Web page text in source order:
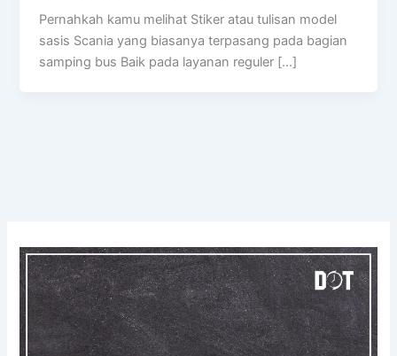
Pernahkah kamu melihat Stiker atau tulisan model
sasis Scania yang biasanya terpasang pada bagian
samping bus Baik pada layanan reguler […]